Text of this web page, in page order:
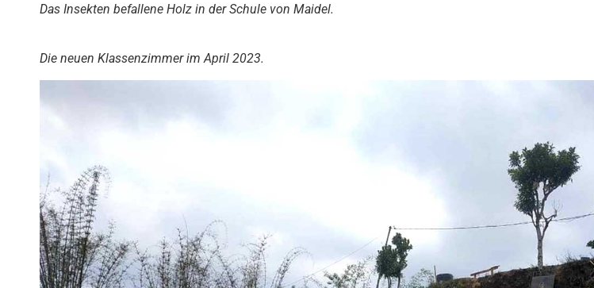
Das Insekten befallene Holz in der Schule von Maidel.
Die neuen Klassenzimmer im April 2023.